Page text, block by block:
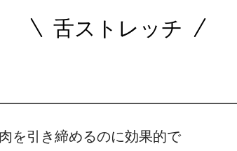
舌ストレッチ
を引き締めるのに効果的で